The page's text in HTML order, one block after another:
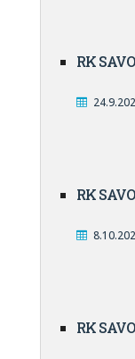
RK
RK
RK